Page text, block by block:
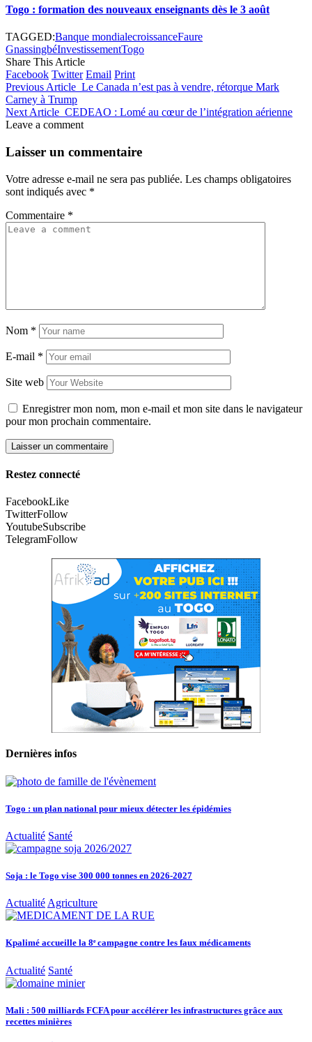
Togo : formation des nouveaux enseignants dès le 3 août
TAGGED:Banque mondialecroissanceFaure
GnassingbéInvestissementTogo
Share This Article
Facebook Twitter Email Print
Previous Article Le Canada n’est pas à vendre, rétorque Mark
Carney à Trump
Next Article CEDEAO : Lomé au cœur de l’intégration aérienne
Leave a comment
Laisser un commentaire
Votre adresse e-mail ne sera pas publiée. Les champs obligatoires
sont indiqués avec *
Commentaire *
Nom *
E-mail *
Site web
Enregistrer mon nom, mon e-mail et mon site dans le navigateur
pour mon prochain commentaire.
Restez connecté
FacebookLike
TwitterFollow
YoutubeSubscribe
TelegramFollow
Dernières infos
Togo : un plan national pour mieux détecter les épidémies
Actualité Santé
Soja : le Togo vise 300 000 tonnes en 2026-2027
Actualité Agriculture
Kpalimé accueille la 8ᵉ campagne contre les faux médicaments
Actualité Santé
Mali : 500 milliards FCFA pour accélérer les infrastructures grâce aux
recettes minières